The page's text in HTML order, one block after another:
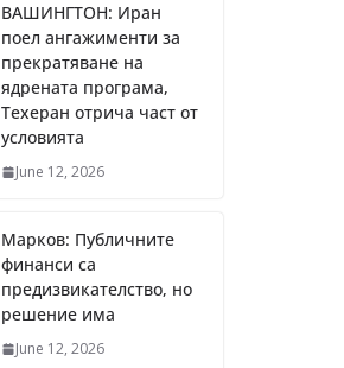
ВАШИНГТОН: Иран
поел ангажименти за
прекратяване на
ядрената програма,
Техеран отрича част от
условията
June 12, 2026
Марков: Публичните
финанси са
предизвикателство, но
решение има
June 12, 2026